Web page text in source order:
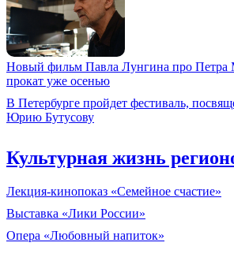
Новый фильм Павла Лунгина про Петра
прокат уже осенью
В Петербурге пройдет фестиваль,
Юрию Бутусову
Культурная жизнь
Лекция-кинопоказ «Семейное счастие»
Выставка «Лики России»
Опера «Любовный напиток»